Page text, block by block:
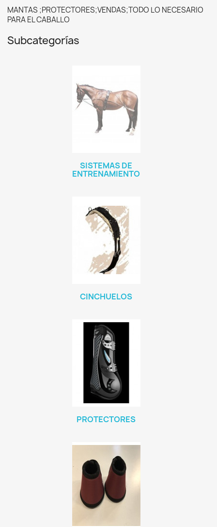
MANTAS ;PROTECTORES;VENDAS;TODO LO NECESARIO
PARA EL CABALLO
Subcategorías
SISTEMAS DE
ENTRENAMIENTO
CINCHUELOS
PROTECTORES